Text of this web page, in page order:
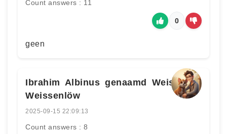
Count answers : 11
0
geen
Ibrahim Albinus genaamd Weiss von
Weissenlöw
2025-09-15 22:09:13
Count answers : 8